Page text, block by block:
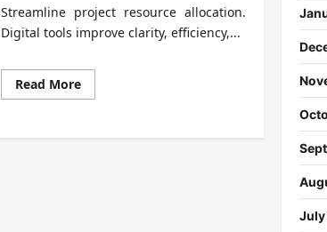
Streamline project resource allocation.
Digital tools improve clarity, efficiency,...
Read MoreRead
more